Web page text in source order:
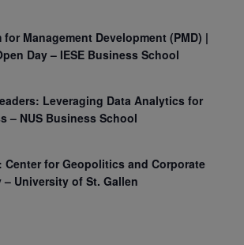
for Management Development (PMD) |
Day – IESE Business School
Leveraging Data Analytics for
– NUS Business School
Center for Geopolitics and Corporate
– University of St. Gallen